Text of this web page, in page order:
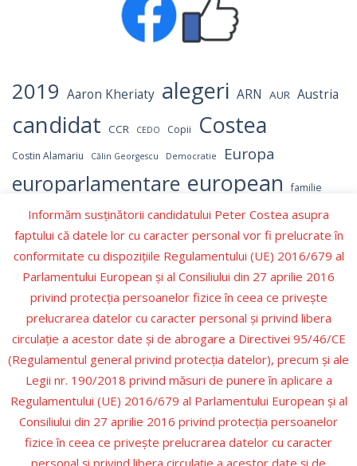
2019 Aaron Kheriaty alegeri ARN AUR Austria
candidat CCR CEDO Copii Costea
Costin Alamariu Călin Georgescu Democratie Europa
europarlamentare european familie
Germania Hamas independent Israel LGBT
Marcel Ciolacu NATO OMS parlament
parlamentul Parlamentul European
peter Peter Costea PNL
Prezidentiale PSD Recenzie carte Romania Schengen
SUA Trump Ucraina Ursula Ursula von der Leyen Valori
Informăm susținătorii candidatului Peter Costea asupra
faptului că datele lor cu caracter personal vor fi prelucrate în
conformitate cu dispozițiile Regulamentului (UE) 2016/679 al
Parlamentului European şi al Consiliului din 27 aprilie 2016
privind protecţia persoanelor fizice în ceea ce priveşte
prelucrarea datelor cu caracter personal şi privind libera
circulaţie a acestor date şi de abrogare a Directivei 95/46/CE
(Regulamentul general privind protecţia datelor), precum şi ale
Legii nr. 190/2018 privind măsuri de punere în aplicare a
Regulamentului (UE) 2016/679 al Parlamentului European şi al
Consiliului din 27 aprilie 2016 privind protecţia persoanelor
fizice în ceea ce priveşte prelucrarea datelor cu caracter